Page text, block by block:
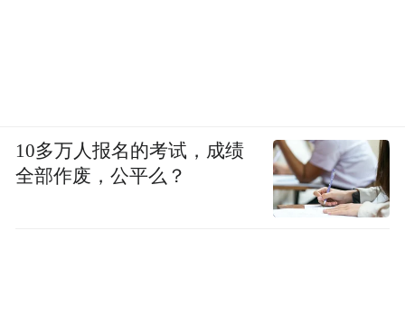
10多万人报名的考试，成绩
全部作废，公平么？